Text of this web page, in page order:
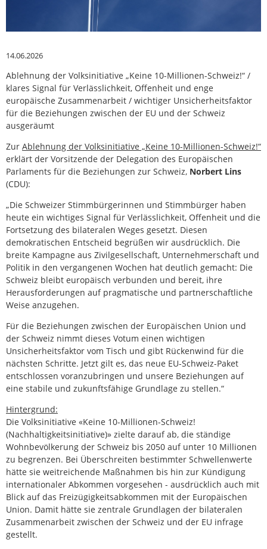
14.06.2026
Ablehnung der Volksinitiative „Keine 10-Millionen-Schweiz!“ /
klares Signal für Verlässlichkeit, Offenheit und enge
europäische Zusammenarbeit / wichtiger Unsicherheitsfaktor
für die Beziehungen zwischen der EU und der Schweiz
ausgeräumt
Zur Ablehnung der Volksinitiative „Keine 10-Millionen-Schweiz!“
erklärt der Vorsitzende der Delegation des Europäischen
Parlaments für die Beziehungen zur Schweiz, Norbert Lins
(CDU):
„Die Schweizer Stimmbürgerinnen und Stimmbürger haben
heute ein wichtiges Signal für Verlässlichkeit, Offenheit und die
Fortsetzung des bilateralen Weges gesetzt. Diesen
demokratischen Entscheid begrüßen wir ausdrücklich. Die
breite Kampagne aus Zivilgesellschaft, Unternehmerschaft und
Politik in den vergangenen Wochen hat deutlich gemacht: Die
Schweiz bleibt europäisch verbunden und bereit, ihre
Herausforderungen auf pragmatische und partnerschaftliche
Weise anzugehen.
Für die Beziehungen zwischen der Europäischen Union und
der Schweiz nimmt dieses Votum einen wichtigen
Unsicherheitsfaktor vom Tisch und gibt Rückenwind für die
nächsten Schritte. Jetzt gilt es, das neue EU-Schweiz-Paket
entschlossen voranzubringen und unsere Beziehungen auf
eine stabile und zukunftsfähige Grundlage zu stellen.“
Hintergrund:
Die Volksinitiative «Keine 10-Millionen-Schweiz!
(Nachhaltigkeitsinitiative)» zielte darauf ab, die ständige
Wohnbevölkerung der Schweiz bis 2050 auf unter 10 Millionen
zu begrenzen. Bei Überschreiten bestimmter Schwellenwerte
hätte sie weitreichende Maßnahmen bis hin zur Kündigung
internationaler Abkommen vorgesehen - ausdrücklich auch mit
Blick auf das Freizügigkeitsabkommen mit der Europäischen
Union. Damit hätte sie zentrale Grundlagen der bilateralen
Zusammenarbeit zwischen der Schweiz und der EU infrage
gestellt.